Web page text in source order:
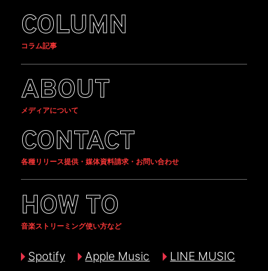
COLUMN
コラム記事
ABOUT
メディアについて
CONTACT
各種リリース提供・媒体資料請求・お問い合わせ
HOW TO
音楽ストリーミング使い方など
Spotify Apple Music
LINE MUSIC